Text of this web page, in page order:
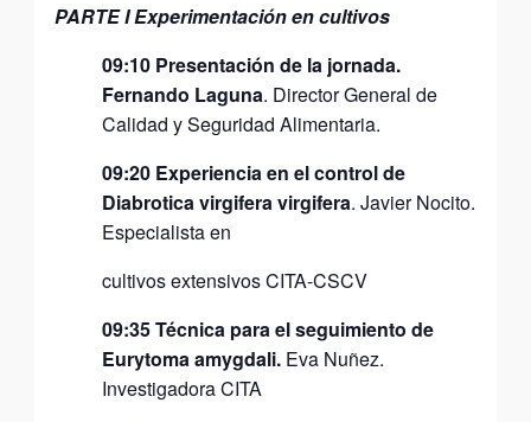
PARTE I Experimentación en cultivos
09:10 Presentación de la jornada.
Fernando Laguna. Director General de
Calidad y Seguridad Alimentaria.
09:20 Experiencia en el control de
Diabrotica virgifera virgifera. Javier Nocito.
Especialista en
cultivos extensivos CITA-CSCV
09:35 Técnica para el seguimiento de
Eurytoma amygdali. Eva Nuñez.
Investigadora CITA